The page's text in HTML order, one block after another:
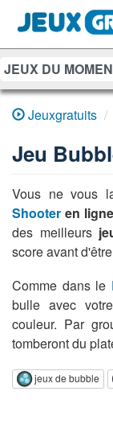
JEUX DU
RAMI
Jeuxgratuits
Jeu
Vous ne vous
Shooter en ligne
des meilleurs
score avant
Comme dans le
bulle avec
couleur. Par
tomberont du
jeux de bubble